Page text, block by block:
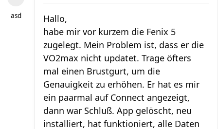
asd
Hallo,
habe mir vor kurzem die Fenix 5
zugelegt. Mein Problem ist, dass er die
VO2max nicht updatet. Trage öfters
mal einen Brustgurt, um die
Genauigkeit zu erhöhen. Er hat es mir
ein paarmal auf Connect angezeigt,
dann war Schluß. App gelöscht, neu
installiert, hat funktioniert, alle Daten